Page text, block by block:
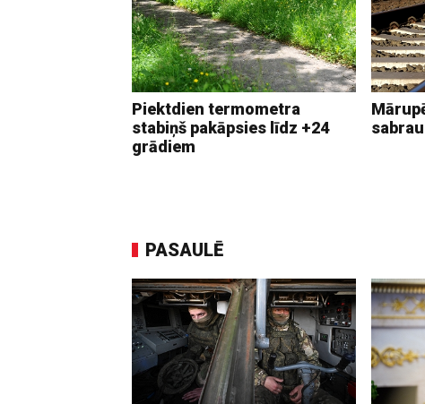
Piektdien termometra
stabiņš pakāpsies līdz +24
grādiem
PASAULĒ